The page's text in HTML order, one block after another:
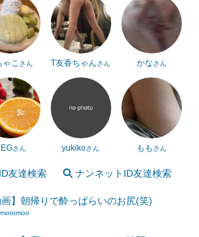
ゃこ さん T友香ちゃんさん かなさん
さん yukikoさん もも さん
友達検索 ナンネットID友達検索
画】朝帰りで酔っぱらいのお尻(笑)